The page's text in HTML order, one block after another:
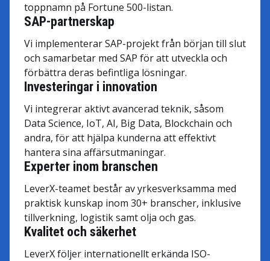
toppnamn på Fortune 500-listan.
Experter inom branschen
LeverX-teamet består av yrkesverksamma med
praktisk kunskap inom 30+ branscher, inklusive
tillverkning, logistik samt olja och gas.
SAP-partnerskap
Vi implementerar SAP-projekt från början till slut
och samarbetar med SAP för att utveckla och
förbättra deras befintliga lösningar.
Kvalitet och säkerhet
LeverX följer internationellt erkända ISO-
Investeringar i innovation
Vi integrerar aktivt avancerad teknik, såsom
Data Science, IoT, AI, Big Data, Blockchain och
andra, för att hjälpa kunderna att effektivt
hantera sina affärsutmaningar.